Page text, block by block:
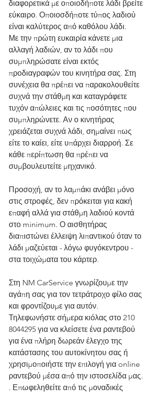
διαφορετικά με οποιοδήποτε λάδι βρείτε
εύκαιρο. Οποιοσδήποτε τύπος λαδιού
είναι καλύτερος από καθόλου λάδι.
Με την πρώτη ευκαιρία κάνετε μια
αλλαγή λαδιών, αν το λάδι που
συμπληρώσατε είναι εκτός
προδιαγραφών του κινητήρα σας. Στη
συνέχεια θα πρέπει να παρακολουθείτε
συχνά την στάθμη και καταγράφετε
τυχόν απώλειες και τις ποσότητες που
συμπληρώνετε. Αν ο κινητήρας
χρειάζεται συχνά λάδι, σημαίνει πως
είτε το καίει, είτε υπάρχει διαρροή. Σε
κάθε περίπτωση θα πρέπει να
συμβουλευτείτε μηχανικό.
Προσοχή, αν το λαμπάκι ανάβει μόνο
στις στροφές, δεν πρόκειται για κακή
επαφή αλλά για στάθμη λαδιού κοντά
στο minimum. Ο αισθητήρας
διαπιστώνει έλλειψη λιπαντικού όταν το
λάδι μαζεύεται - λόγω φυγόκεντρου -
στα τοιχώματα του κάρτερ.
Στη NM CarService γνωρίζουμε την
αγάπη σας για τον τετράτροχο φίλο σας
και φροντίζουμε για αυτόν.
Τηλεφωνήστε σήμερα κιόλας στο 210
8044295 για να κλείσετε ένα ραντεβού
για ένα πλήρη δωρεάν έλεγχο της
κατάστασης του αυτοκίνητου σας ή
χρησιμοποιήστε την επιλογή για online
ραντεβού μέσα από την ιστοσελίδα μας.
. Επωφεληθείτε από τις μοναδικές